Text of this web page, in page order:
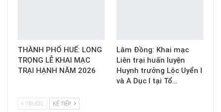
THÀNH PHỐ HUẾ: LONG
TRỌNG LỄ KHAI MẠC
TRẠI HẠNH NĂM 2026
Lâm Đồng: Khai mạc
Liên trại huấn luyện
Huynh trưởng Lộc Uyển I
và A Dục I tại Tổ…
TRƯỚC KẾ TIẾP